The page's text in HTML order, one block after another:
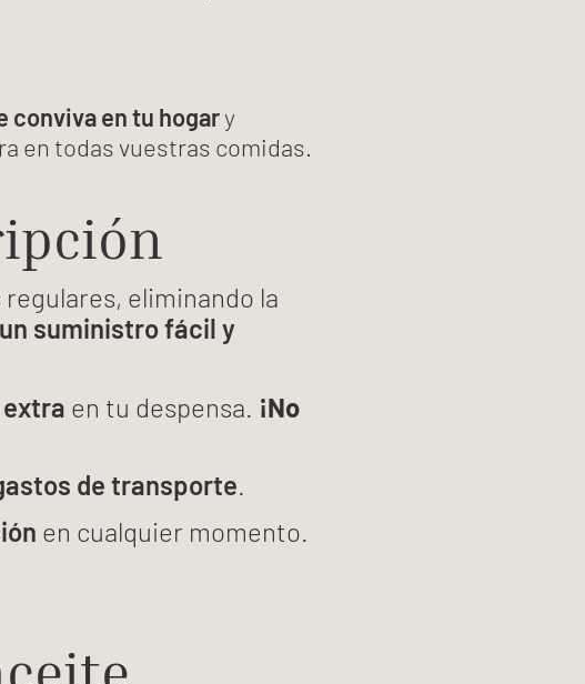
conviva en tu hogary
en todas vuestras comidas.
eliminando la
suministro fácil y
en tu despensa. ¡No
de transporte.
en cualquier momento.